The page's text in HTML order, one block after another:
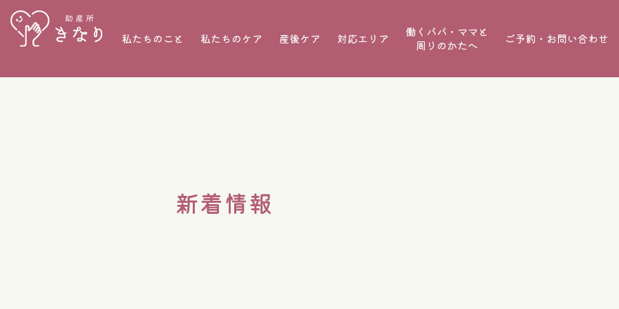
私たちのこと 私たちのケア 産後ケア 対応エリア
働くパパ・ママと
周りのかたへ
ご予約・お問い合わせ
新着情報